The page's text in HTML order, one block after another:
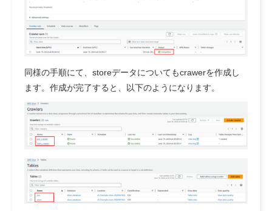
同様の手順にて、storeデータについてもcrawerを作成し
ます。作成が完了すると、以下のようになります。